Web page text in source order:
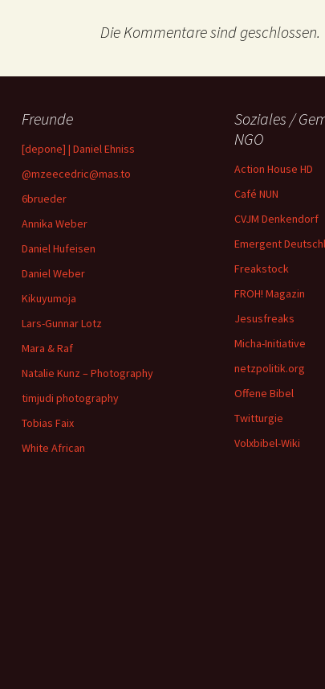
Die Kommentare sind geschlossen.
Freunde
[depone] | Daniel Ehniss
@mzeecedric@mas.to
6brueder
Annika Weber
Daniel Hufeisen
Daniel Weber
Kikuyumoja
Lars-Gunnar Lotz
Mara & Raf
Natalie Kunz – Photography
timjudi photography
Tobias Faix
White African
Soziales /
NGO
Action House HD
Café NUN
CVJM Denkendorf
Emergent
Freakstock
FROH! Magazin
Jesusfreaks
Micha-Initiative
netzpolitik.org
Offene Bibel
Twitturgie
Volxbibel-Wiki